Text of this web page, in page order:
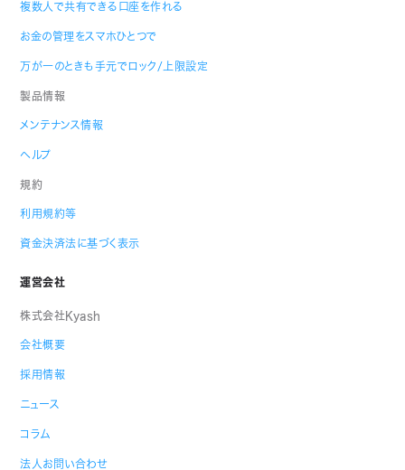
複数人で共有できる口座を作れる
お金の管理をスマホひとつで
万が一のときも手元でロック/上限設定
製品情報
メンテナンス情報
ヘルプ
規約
利用規約等
資金決済法に基づく表示
運営会社
株式会社Kyash
会社概要
採用情報
ニュース
コラム
法人お問い合わせ